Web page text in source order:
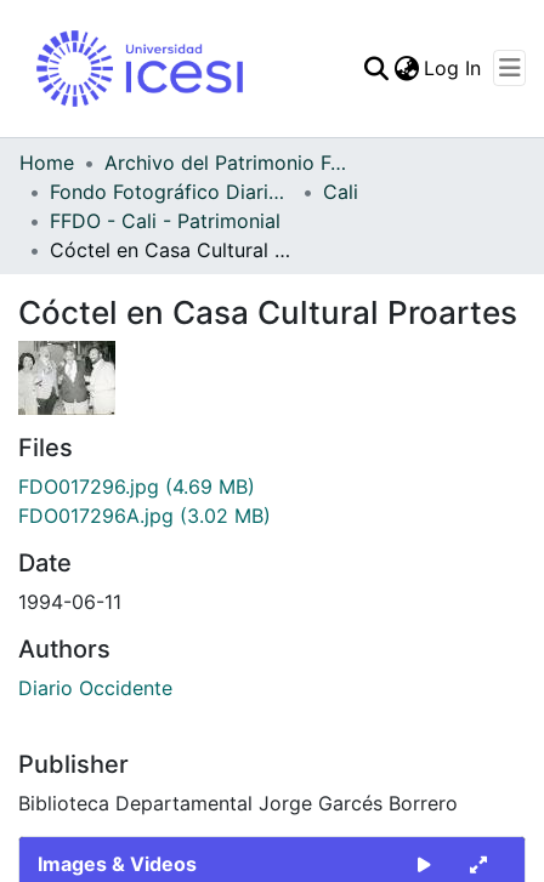
Statistics
Log In
Home
Archivo del Patrimonio Fotográfico y Fílmico del Valle del Cauca
Fondo Fotográfico Diario Occidente
Cali
FFDO - Cali - Patrimonial
Cóctel en Casa Cultural Proartes
Cóctel en Casa Cultural Proartes
Files
FDO017296.jpg (4.69 MB)
FDO017296A.jpg (3.02 MB)
Date
1994-06-11
Authors
Diario Occidente
Publisher
Biblioteca Departamental Jorge Garcés Borrero
Images & Videos